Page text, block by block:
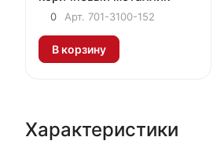
0 Арт. 701-3100-152
В корзину
Характеристики